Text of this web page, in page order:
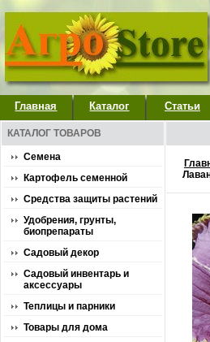
Главная Каталог Статьи
КАТАЛОГ ТОВАРОВ
Семена
Картофель семенной
Средства защиты растений
Удобрения, грунты,
биопрепараты
Садовый декор
Садовый инвентарь и
аксессуары
Теплицы и парники
Товары для дома